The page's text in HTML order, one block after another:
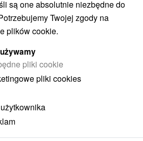
i dobre samopoczucie
Teplic
★★Trenczańskie Teplice
I Kolacja
podczas pobytu dzięki
są one absolutnie niezbędne do
Twojej zgody na
plików cookie.
pliki cookie
pliki cookies